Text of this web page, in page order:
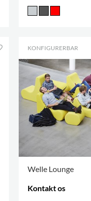
KONFIGURERBAR
Welle Lounge
Kontakt os